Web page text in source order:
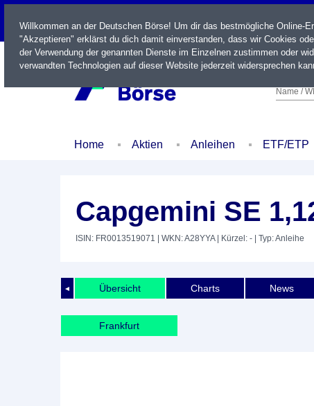
LIVE
Name /
Home Aktien Anleihen ETF/ETP
Capgemini SE
ISIN: FR0013519071 | WKN: A28YYA| Kürzel: - | Typ: Anleihe
◄ Übersicht Charts News
Frankfurt
Willkommen an der Deutschen Börse! Um dir das bestmögliche
"Akzeptieren" erklärst du dich damit einverstanden, dass wir Cookies
der Verwendung der genannten Dienste im Einzelnen zustimmen oder
verwandten Technologien auf dieser Website jederzeit widersprechen